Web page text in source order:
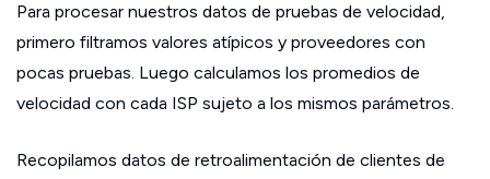
Para procesar nuestros datos de pruebas de velocidad,
primero filtramos valores atípicos y proveedores con
pocas pruebas. Luego calculamos los promedios de
velocidad con cada ISP sujeto a los mismos parámetros.
Recopilamos datos de retroalimentación de clientes de